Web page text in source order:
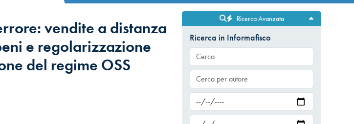
vendite a distanza
e regolarizzazione
del regime OSS
Ricerca Avanzata
Ricerca in Informafisco